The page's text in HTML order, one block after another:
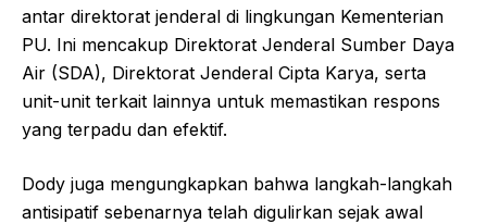
antar direktorat jenderal di lingkungan Kementerian
PU. Ini mencakup Direktorat Jenderal Sumber Daya
Air (SDA), Direktorat Jenderal Cipta Karya, serta
unit-unit terkait lainnya untuk memastikan respons
yang terpadu dan efektif.
Dody juga mengungkapkan bahwa langkah-langkah
antisipatif sebenarnya telah digulirkan sejak awal